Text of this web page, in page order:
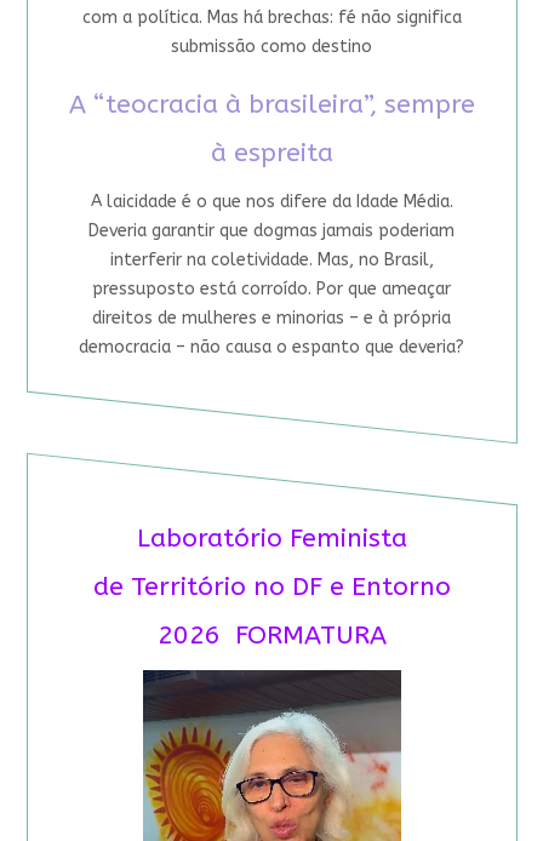
com a política. Mas há brechas: fé não significa
submissão como destino
A “teocracia à brasileira”, sempre
à espreita
A laicidade é o que nos difere da Idade Média.
Deveria garantir que dogmas jamais poderiam
interferir na coletividade. Mas, no Brasil,
pressuposto está corroído. Por que ameaçar
direitos de mulheres e minorias – e à própria
democracia – não causa o espanto que deveria?
Laboratório Feminista
de Território no DF e Entorno
2026 FORMATURA